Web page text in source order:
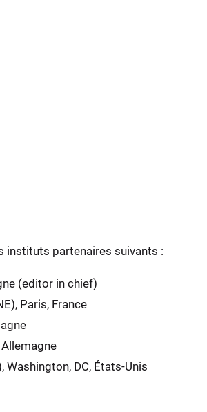
instituts partenaires suivants :
(editor in chief)
Paris, France
DC, États-Unis